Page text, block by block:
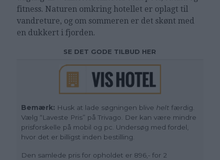
fitness. Naturen omkring hotellet er oplagt til
vandreture, og om sommeren er det skønt med
en dukkert i fjorden.
SE DET GODE TILBUD HER
Bemærk: Husk at lade søgningen blive helt færdig.
Vælg “Laveste Pris” på Trivago. Der kan være mindre
prisforskelle på mobil og pc. Undersøg med fordel,
hvor det er billigst inden bestilling.
Den samlede pris for opholdet er 896,- for 2